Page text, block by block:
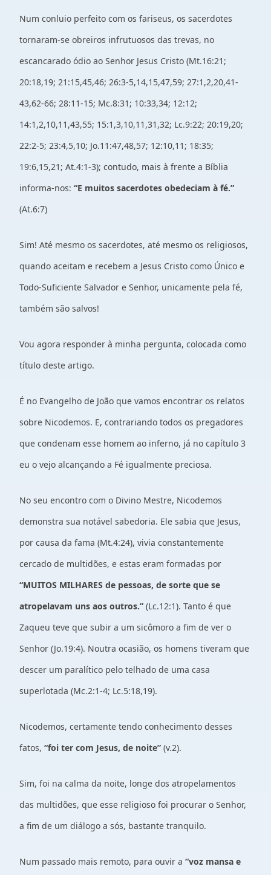
Num conluio perfeito com os fariseus, os sacerdotes
tornaram-se obreiros infrutuosos das trevas, no
escancarado ódio ao Senhor Jesus Cristo (Mt.16:21;
20:18,19; 21:15,45,46; 26:3-5,14,15,47,59; 27:1,2,20,41-
43,62-66; 28:11-15; Mc.8:31; 10:33,34; 12:12;
14:1,2,10,11,43,55; 15:1,3,10,11,31,32; Lc.9:22; 20:19,20;
22:2-5; 23:4,5,10; Jo.11:47,48,57; 12:10,11; 18:35;
19:6,15,21; At.4:1-3); contudo, mais à frente a Bíblia
informa-nos: “E muitos sacerdotes obedeciam à fé.”
(At.6:7)
Sim! Até mesmo os sacerdotes, até mesmo os religiosos,
quando aceitam e recebem a Jesus Cristo como Único e
Todo-Suficiente Salvador e Senhor, unicamente pela fé,
também são salvos!
Vou agora responder à minha pergunta, colocada como
título deste artigo.
É no Evangelho de João que vamos encontrar os relatos
sobre Nicodemos. E, contrariando todos os pregadores
que condenam esse homem ao inferno, já no capítulo 3
eu o vejo alcançando a Fé igualmente preciosa.
No seu encontro com o Divino Mestre, Nicodemos
demonstra sua notável sabedoria. Ele sabia que Jesus,
por causa da fama (Mt.4:24), vivia constantemente
cercado de multidões, e estas eram formadas por
“MUITOS MILHARES de pessoas, de sorte que se
atropelavam uns aos outros.” (Lc.12:1). Tanto é que
Zaqueu teve que subir a um sicômoro a fim de ver o
Senhor (Jo.19:4). Noutra ocasião, os homens tiveram que
descer um paralítico pelo telhado de uma casa
superlotada (Mc.2:1-4; Lc.5:18,19).
Nicodemos, certamente tendo conhecimento desses
fatos, “foi ter com Jesus, de noite” (v.2).
Sim, foi na calma da noite, longe dos atropelamentos
das multidões, que esse religioso foi procurar o Senhor,
a fim de um diálogo a sós, bastante tranquilo.
Num passado mais remoto, para ouvir a “voz mansa e